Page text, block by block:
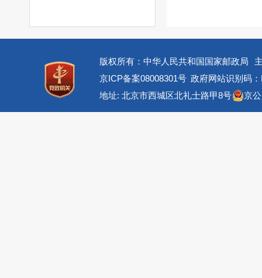
版权所有：中华人民共和国国家邮政局
京ICP备案08008301号 政府网站识别码
地址: 北京市西城区北礼士路甲8号
京